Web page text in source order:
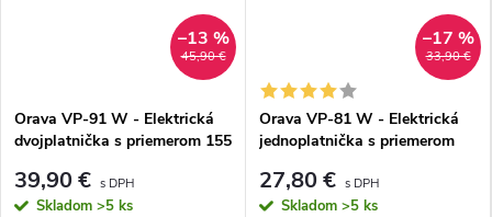
45,90 €
–13 %
Orava VP-91 W - Elektrická
dvojplatnička s priemerom 155
39,90 €
Skladom >5 ks
33,90 €
–17 %
Orava VP-81 W - Elektrická
jednoplatnička s priemerom
27,80 €
Skladom >5 ks